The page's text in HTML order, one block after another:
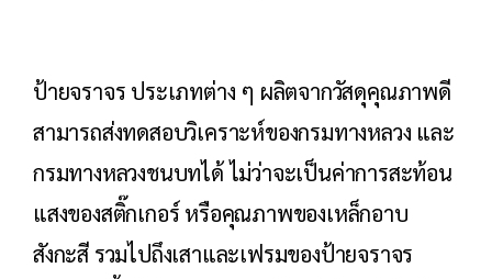
ป้ายจราจร ประเภทต่าง ๆ ผลิตจากวัสดุคุณภาพดี
สามารถส่งทดสอบวิเคราะห์ของกรมทางหลวง และ
กรมทางหลวงชนบทได้ ไม่ว่าจะเป็นค่าการสะท้อน
แสงของสติ๊กเกอร์ หรือคุณภาพของเหล็กอาบ
สังกะสี รวมไปถึงเสาและเฟรมของป้ายจราจร